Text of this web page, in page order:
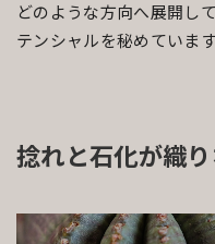
どのような方向へ展開し
テンシャルを秘めています
捻れと石化が織